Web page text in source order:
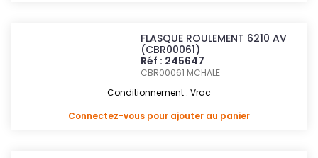
FLASQUE ROULEMENT 6210 AV
(CBR00061)
Réf : 245647
CBR00061 MCHALE
Conditionnement : Vrac
Connectez-vous pour ajouter au panier